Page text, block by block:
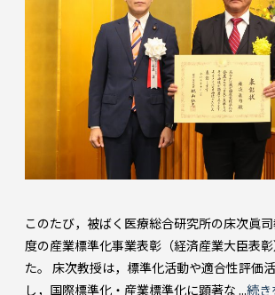
このたび，被ばく医療総合研究所の床次眞
度の産業標準化事業表彰（経済産業大臣表
た。 床次教授は，標準化活動や適合性評価
し，国際標準化・産業標準化に顕著な ...続き